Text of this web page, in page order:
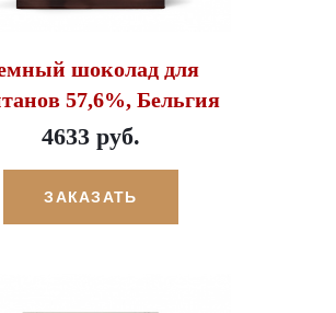
шоколад для
57,6%, Бельгия
4633 руб.
ЗАКАЗАТЬ